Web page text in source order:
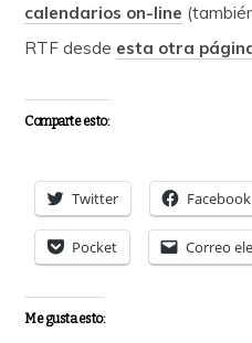
calendarios on-line
RTF desde esta otra
Comparte esto:
Twitter Facebook
Pocket Correo
Me gusta esto: